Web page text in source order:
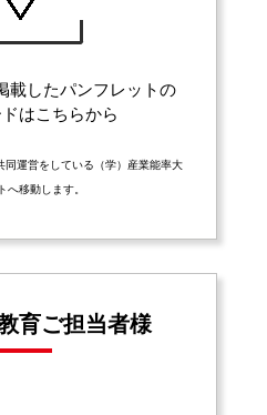
載したパンフレットの
はこちらから
運営をしている（学）産業能率大
へ移動します。
育ご担当者様